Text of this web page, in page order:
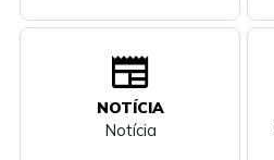
newspaper
NOTÍCIA
Notícia